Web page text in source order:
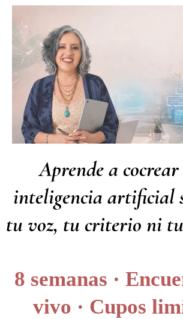
Aprende a
inteligencia artificial
tu voz, tu criterio ni
8 semanas ·
vivo · Cupos